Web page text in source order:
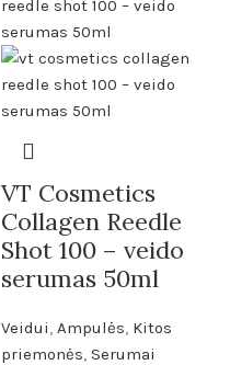
VT Cosmetics
Collagen Reedle
Shot 100 – veido
serumas 50ml
Veidui, Ampulės, Kitos
priemonės, Serumai